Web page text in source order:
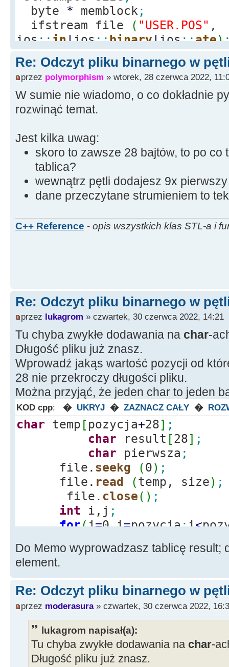
byte * memblock ;
ifstream file
( "USER.POS" ,
ios::in|ios::binary|ios::ate)
if (file.is_open())
{
size=file.tellg();
memblock= new char [
file.
file.
for
Memo1->Lines->Add(
Edit24->Text=
}
elseEdit24->Text
Pliku!"
return ;
}
Re: Odczyt pliku binarnego w
przez polymorphism » wtorek, 28 czerwca 2022,
W sumie nie wiadomo, o co dokładnie
rozwinąć temat.
Jest kilka uwag:
skoro to zawsze 28 bajtów, to po co
tablica?
wewnątrz pętli dodajesz 9x
dane przeczytane strumieniem to
C++ Reference - opis wszystkich klas STL-a i
Re: Odczyt pliku binarnego w
przez lukagrom » czwartek, 30 czerwca 2022, 14:21
Tu chyba zwykłe dodawania na char-
Długość pliku już znasz.
Wprowadź jakąs wartość pozycji od
28 nie przekroczy długości pliku.
Można przyjąć, że jeden char to jeden
KOD cpp: � UKRYJ � ZAZNACZ CAŁY �
char temp [ pozycja+28] ;
char result [28] ;
char pierwsza ;
file. seekg (0) ;
file. read (temp, size) ;
file. close( ) ;
int i,j ;
for(j=0,i=pozycja;i<
pierwsza=result[0] ;
Do Memo wyprowadzasz tablicę result;
element.
Re: Odczyt pliku binarnego w
przez moderasura» czwartek, 30 czerwca 2022,
lukagrom napisał(a):
Tu chyba zwykłe dodawania na char-
Długość pliku już znasz.